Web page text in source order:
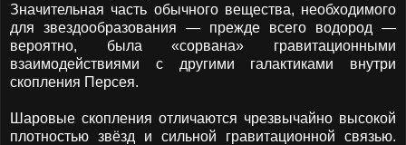
Значительная часть обычного вещества, необходимого
для звездообразования — прежде всего водород —
вероятно, была «сорвана» гравитационными
взаимодействиями с другими галактиками внутри
скопления Персея.
Шаровые скопления отличаются чрезвычайно высокой
плотностью звёзд и сильной гравитационной связью.